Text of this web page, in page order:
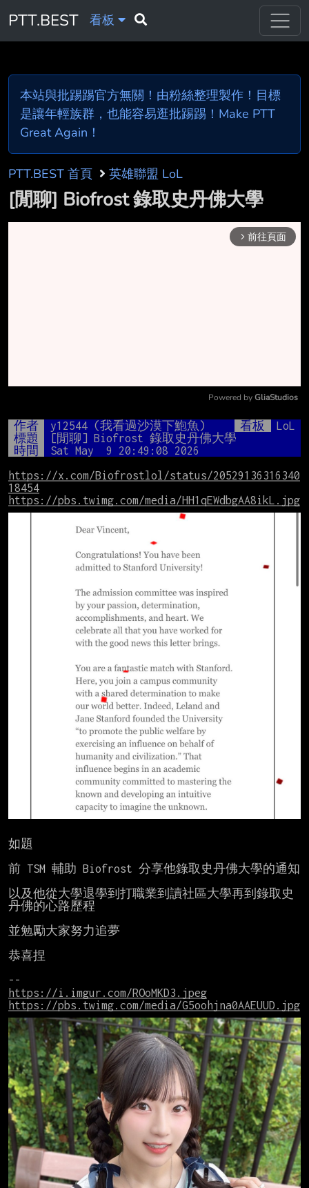
PTT.BEST 看板
本站與批踢踢官方無關！由粉絲整理製作！目標
是讓年輕族群，也能容易逛批踢踢！Make PTT
Great Again！
PTT.BEST 首頁 英雄聯盟 LoL
[閒聊] Biofrost 錄取史丹佛大學
arrow_forward_ios 前往頁面
Mute
Powered by GliaStudios
作者 y12544 (我看過沙漠下鮑魚) 看板
LoL
標題
[閒聊] Biofrost 錄取史丹佛大學
時間
Sat May  9 20:49:08 2026
https://x.com/Biofrostlol/status/20529136316340
18454
https://pbs.twimg.com/media/HH1qEWdbgAA8ikL.jpg
如題
前 TSM 輔助 Biofrost 分享他錄取史丹佛大學的通知
以及他從大學退學到打職業到讀社區大學再到錄取史
丹佛的心路歷程
並勉勵大家努力追夢
恭喜捏
https://i.imgur.com/ROoMKD3.jpeg
https://pbs.twimg.com/media/G5oohjna0AAEUUD.jpg